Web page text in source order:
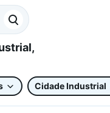
Cidade Industrial